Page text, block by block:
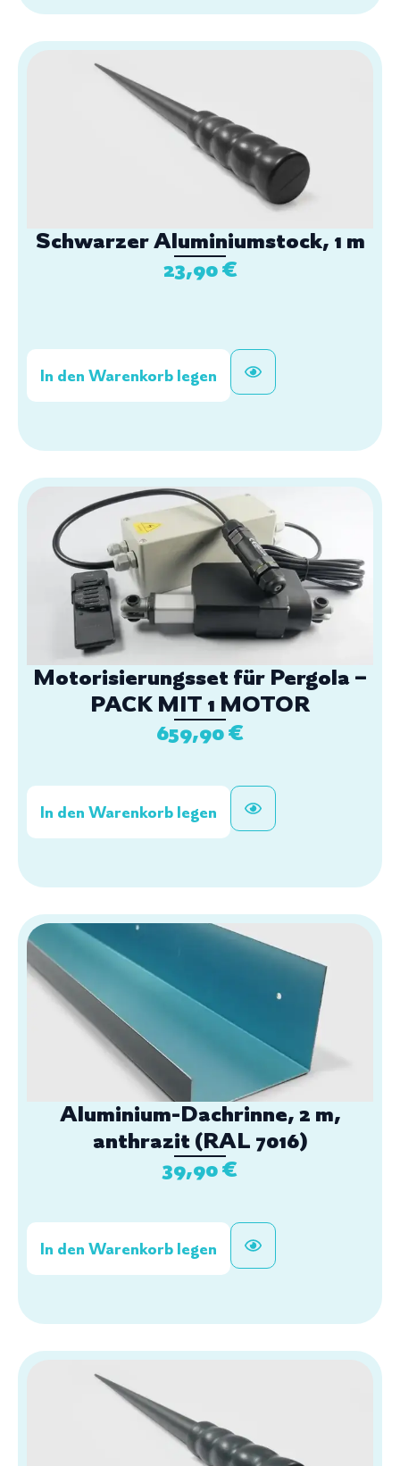
Schwarzer Aluminiumstock, 1 m
23,90€
In den Warenkorb legen
Motorisierungsset für Pergola –
PACK MIT 1 MOTOR
659,90€
In den Warenkorb legen
Aluminium-Dachrinne, 2 m,
anthrazit (RAL 7016)
39,90€
In den Warenkorb legen